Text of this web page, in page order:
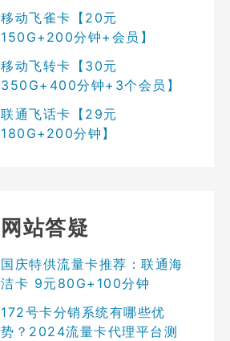
移动飞雀卡【20元
150G+200分钟+会员】
移动飞转卡【30元
350G+400分钟+3个会员】
联通飞话卡【29元
180G+200分钟】
网站答疑
国庆特供流量卡推荐：联通海
洁卡 9元80G+100分钟
172号卡分销系统有哪些优
势？2024流量卡代理平台测